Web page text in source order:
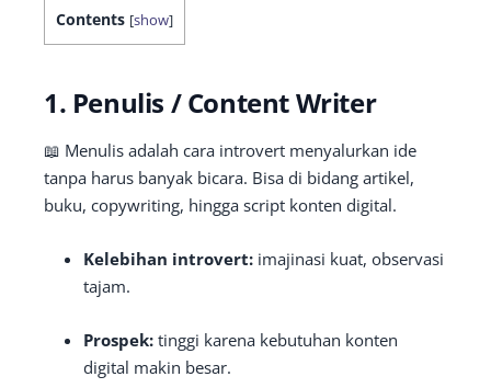
Contents [show]
1. Penulis / Content Writer
📖 Menulis adalah cara introvert menyalurkan ide
tanpa harus banyak bicara. Bisa di bidang artikel,
buku, copywriting, hingga script konten digital.
Kelebihan introvert: imajinasi kuat, observasi
tajam.
Prospek: tinggi karena kebutuhan konten
digital makin besar.